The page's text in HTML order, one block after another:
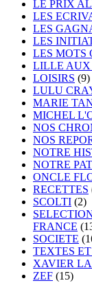
LE PRIX
LES
LES
LES
LES MOTS
LILLE AUX
LOISIRS (9)
LULU
MARIE
MICHEL
NOS
NOS
NOTRE
NOTRE
ONCLE
RECETTES
SCOLTI (2)
FRANCE
SOCIETE
TEXTES
XAVIER
ZEF (15)